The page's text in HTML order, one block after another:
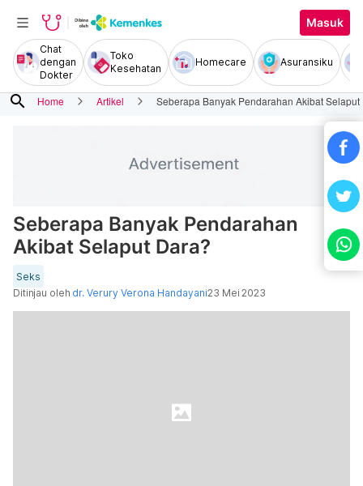
Masuk
Chat
dengan
Dokter
Toko
Kesehatan
Homecare Asuransiku
search Home Artikel Seberapa Banyak Pendarahan Akibat Selaput
Seberapa Banyak Pendarahan
Akibat Selaput Dara?
Seks
Ditinjau oleh dr. Verury Verona Handayani23 Mei 2023